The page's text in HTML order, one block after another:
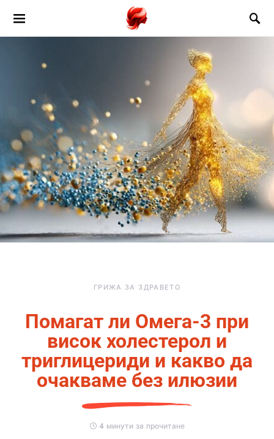
ГРИЖА ЗА ЗДРАВЕТО
Помагат ли Омега-3 при
висок холестерол и
триглицериди и какво да
очакваме без илюзии
4 минути за прочитане